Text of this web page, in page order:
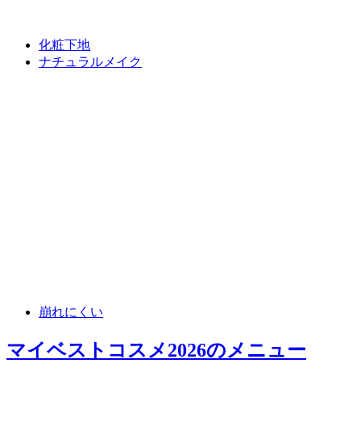
化粧下地
ナチュラルメイク
崩れにくい
マイベストコスメ2026のメニュー